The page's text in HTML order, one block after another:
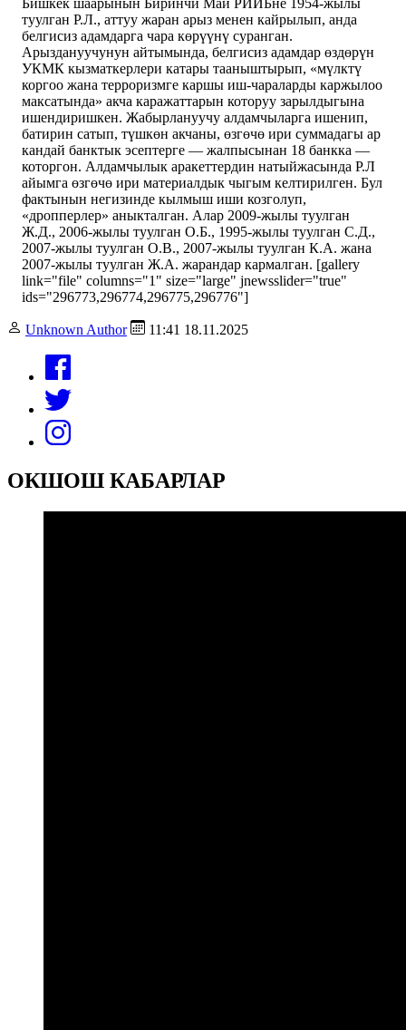
туулган Р.Л., аттуу жаран арыз менен кайрылып, анда
белгисиз адамдарга чара көрүүнү суранган.
Арыздануучунун айтымында, белгисиз адамдар өздөрүн
УКМК кызматкерлери катары тааныштырып, «мүлктү
коргоо жана терроризмге каршы иш-чараларды каржылоо
максатында» акча каражаттарын которуу зарылдыгына
ишендиришкен. Жабырлануучу алдамчыларга ишенип,
батирин сатып, түшкөн акчаны, өзгөчө ири суммадагы ар
кандай банктык эсептерге — жалпысынан 18 банкка —
которгон. Алдамчылык аракеттердин натыйжасында Р.Л
айымга өзгөчө ири материалдык чыгым келтирилген. Бул
фактынын негизинде кылмыш иши козголуп,
«дропперлер» аныкталган. Алар 2009-жылы туулган
Ж.Д., 2006-жылы туулган О.Б., 1995-жылы туулган С.Д.,
2007-жылы туулган О.В., 2007-жылы туулган К.А. жана
2007-жылы туулган Ж.А. жарандар кармалган. [gallery
link="file" columns="1" size="large" jnewsslider="true"
ids="296773,296774,296775,296776"]
Unknown Author 11:41 18.11.2025
ОКШОШ КАБАРЛАР